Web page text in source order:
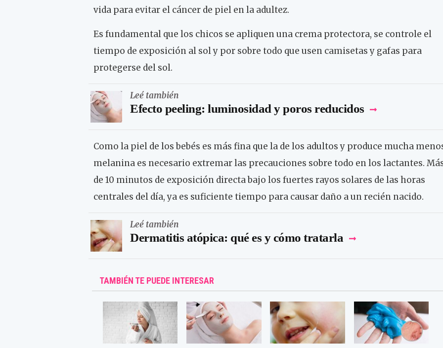
vida para evitar el cáncer de piel en la adultez.
Es fundamental que los chicos se apliquen una crema protectora, se controle el
tiempo de exposición al sol y por sobre todo que usen camisetas y gafas para
protegerse del sol.
Leé también
Efecto peeling: luminosidad y poros reducidos
Como la piel de los bebés es más fina que la de los adultos y produce mucha
melanina es necesario extremar las precauciones sobre todo en los lactantes.
de 10 minutos de exposición directa bajo los fuertes rayos solares de las horas
centrales del día, ya es suficiente tiempo para causar daño a un recién nacido.
Leé también
Dermatitis atópica: qué es y cómo tratarla
TAMBIÉN TE PUEDE INTERESAR